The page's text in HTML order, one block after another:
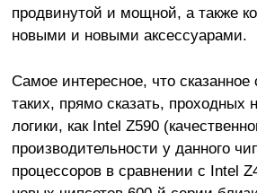
продвинутой и мощной, а также
новыми и новыми аксессуарами.
Самое интересное, что
таких, прямо сказать, проходных
логики, как Intel Z590
производительности у данного
процессоров в сравнении с Intel